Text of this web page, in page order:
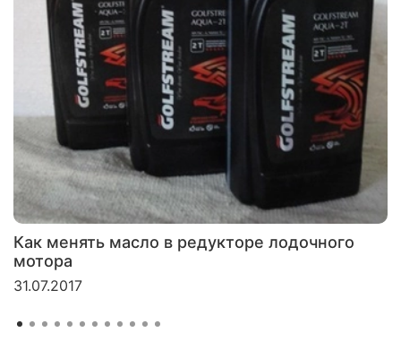
Как менять масло в редукторе лодочного
мотора
31.07.2017